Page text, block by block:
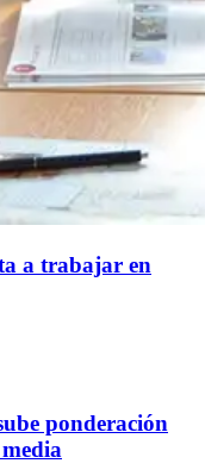
a trabajar en
ponderación